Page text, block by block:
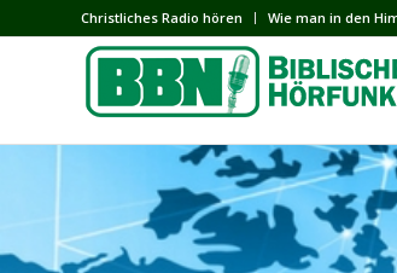
Сhristliches Radio hören Wie man in den